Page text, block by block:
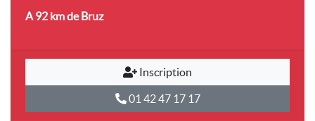
A 92 kmde Bruz
Inscription
01 42 47 17 17